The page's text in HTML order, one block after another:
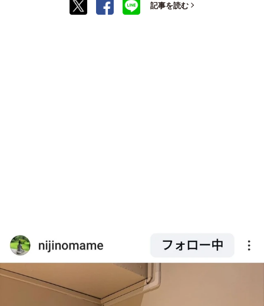
記事を読む